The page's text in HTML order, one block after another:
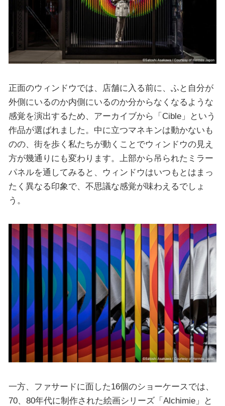
正面のウィンドウでは、店舗に入る前に、ふと自分が
外側にいるのか内側にいるのか分からなくなるような
感覚を演出するため、アーカイブから「Cible」という
作品が選ばれました。中に立つマネキンは動かないも
のの、街を歩く私たちが動くことでウィンドウの見え
方が幾通りにも変わります。上部から吊られたミラー
パネルを通してみると、ウィンドウはいつもとはまっ
たく異なる印象で、不思議な感覚が味わえるでしょ
う。
一方、ファサードに面した16個のショーケースでは、
70、80年代に制作された絵画シリーズ「Alchimie」と